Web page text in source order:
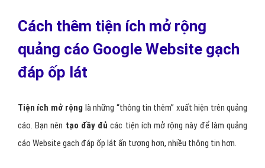
Cách thêm tiện ích mở rộng
quảng cáo Google Website gạch
đáp ốp lát
Tiện ích mở rộng là những “thông tin thêm” xuất hiện trên quảng
cáo. Bạn nên tạo đầy đủ các tiện ích mở rộng này để làm quảng
cáo Website gạch đáp ốp lát ấn tượng hơn, nhiều thông tin hơn.